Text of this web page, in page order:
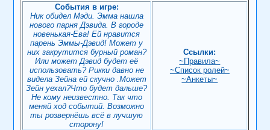
События в игре:
Ник обидел Мэди. Эмма нашла
нового парня Дэвида. В городе
новенькая-Ева! Ей нравится
парень Эммы-Дэвид! Может у
них закрутится бурный роман?
Или может Дэвид будет её
использовать? Рикки давно не
видела Зейна ей скучно .Может
Зейн уехал?Что будет дальше?
Не кому неизвестно. Так что
меняй ход событий. Возможно
ты розвернёшь всё в лучшую
сторону!
Ссылки:
~Правила~
~Список ролей~
~Анкеты~